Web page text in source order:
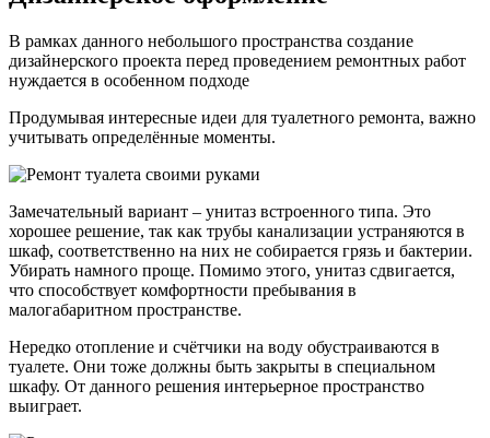
В рамках данного небольшого пространства создание
дизайнерского проекта перед проведением ремонтных работ
нуждается в особенном подходе
Продумывая интересные идеи для туалетного ремонта, важно
учитывать определённые моменты.
Замечательный вариант – унитаз встроенного типа. Это
хорошее решение, так как трубы канализации устраняются в
шкаф, соответственно на них не собирается грязь и бактерии.
Убирать намного проще. Помимо этого, унитаз сдвигается,
что способствует комфортности пребывания в
малогабаритном пространстве.
Нередко отопление и счётчики на воду обустраиваются в
туалете. Они тоже должны быть закрыты в специальном
шкафу. От данного решения интерьерное пространство
выиграет.